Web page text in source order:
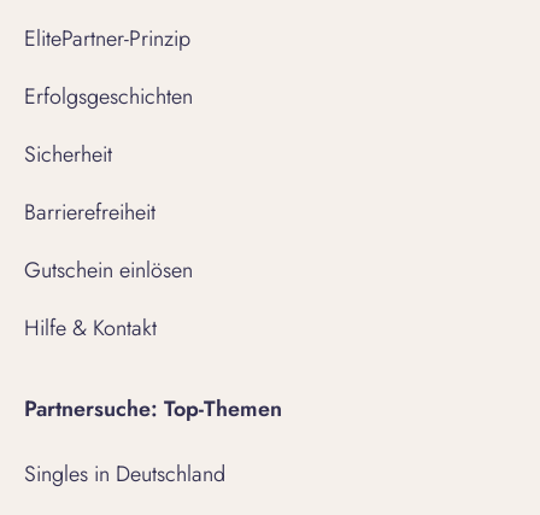
ElitePartner-Prinzip
Erfolgsgeschichten
Sicherheit
Barrierefreiheit
Gutschein einlösen
Hilfe & Kontakt
Partnersuche: Top-Themen
Singles in Deutschland